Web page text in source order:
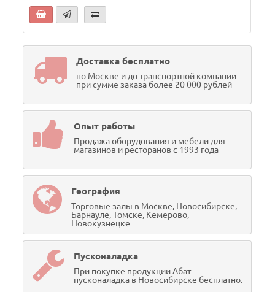
Доставка бесплатно
по Москве и до транспортной компании
при сумме заказа более 20 000 рублей
Опыт работы
Продажа оборудования и мебели для
магазинов и ресторанов с 1993 года
География
Торговые залы в Москве, Новосибирске,
Барнауле, Томске, Кемерово,
Новокузнецке
Пусконаладка
При покупке продукции Абат
пусконаладка в Новосибирске бесплатно.